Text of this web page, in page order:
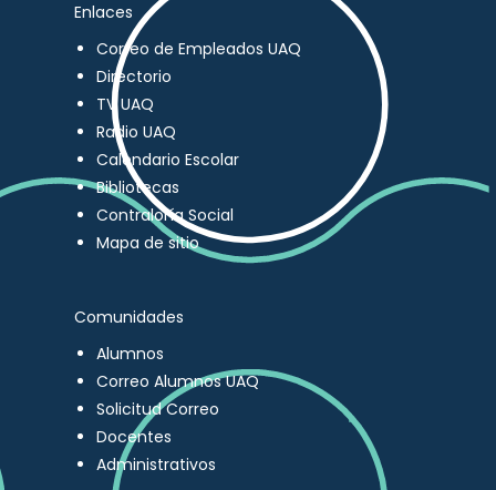
Enlaces
Correo de Empleados UAQ
Directorio
TV UAQ
Radio UAQ
Calendario Escolar
Bibliotecas
Contraloría Social
Mapa de sitio
Comunidades
Alumnos
Correo Alumnos UAQ
Solicitud Correo
Docentes
Administrativos